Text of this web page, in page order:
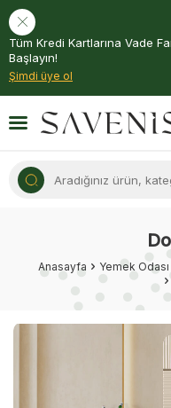
Tüm Kredi Kartlarına Vade
Başlayın!
Şimdi üye ol
Anasayfa Yemek Odası